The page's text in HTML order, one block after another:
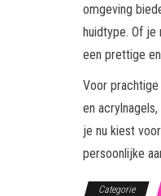
omgeving
huidtype. Of
een prettige
Voor
en
je nu kiest
persoonlijke
Categorie